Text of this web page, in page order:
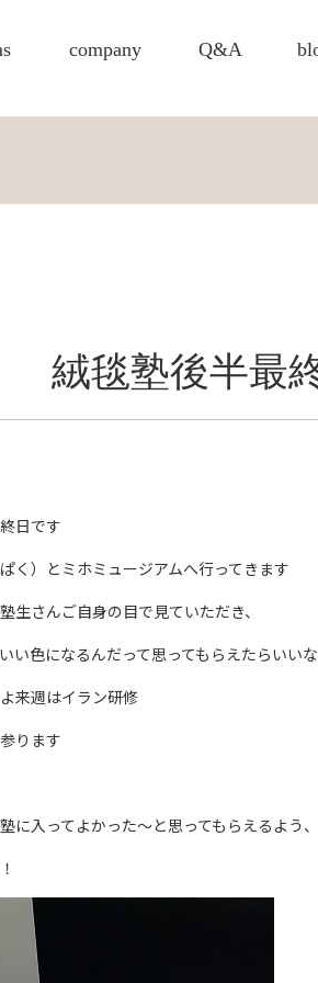
company Q&A
絨毯塾後半最
日です
く）とミホミュージアムへ行ってきます
生さんご自身の目で見ていただき、
い色になるんだって思ってもらえたらいい
来週はイラン研修
ります
に入ってよかった～と思ってもらえるよう、